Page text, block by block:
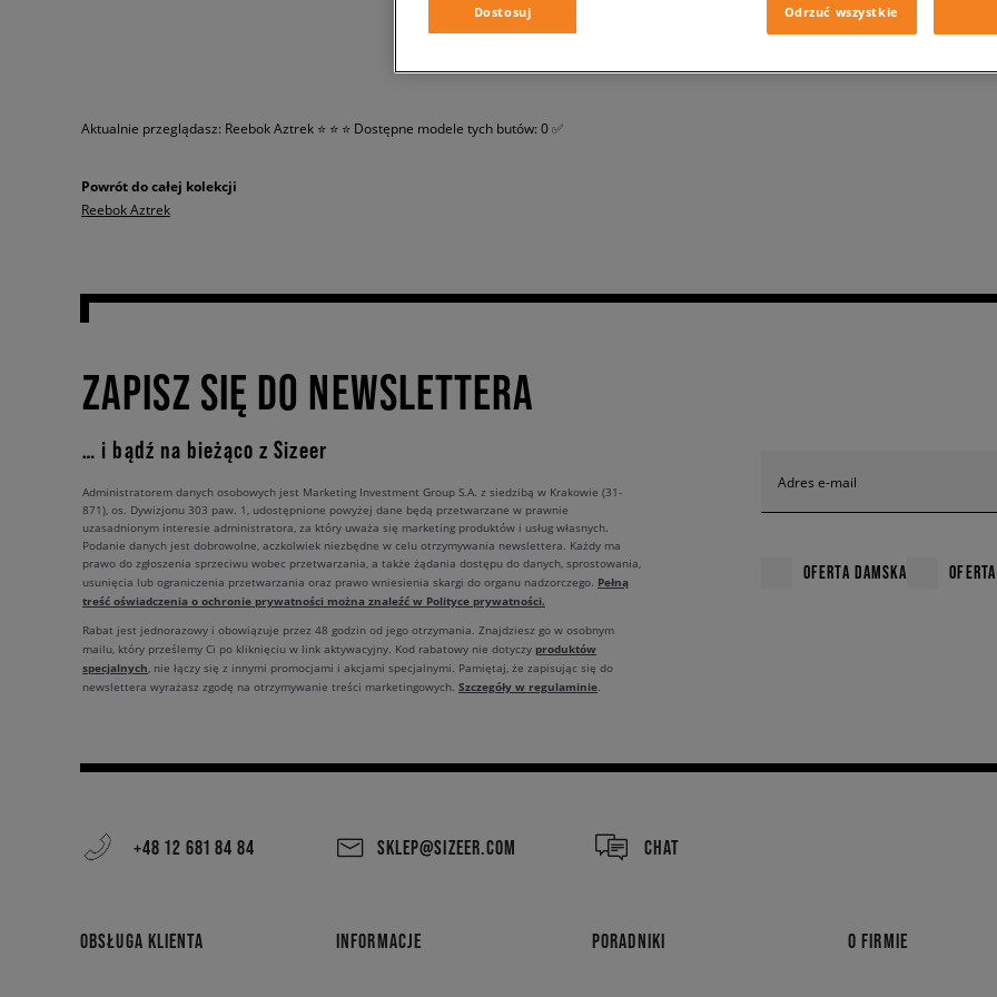
Aktualnie przeglądasz: Reebok Aztrek ⭐ ⭐ ⭐ Dostępne modele tych butów: 0 ✅
Powrót do całej kolekcji
Reebok Aztrek
ZAPISZ SIĘ DO NEWSLETTERA
… i bądź na bieżąco z Sizeer
Adres e-mail
OFERTA DAMSKA
Administratorem danych osobowych jest Marketing Investment Group S.A. z siedzibą w Krakowie (31-
871), os. Dywizjonu 303 paw. 1, udostępnione powyżej dane będą przetwarzane w prawnie
uzasadnionym interesie administratora, za który uważa się marketing produktów i usług własnych.
Podanie danych jest dobrowolne, aczkolwiek niezbędne w celu otrzymywania newslettera. Każdy ma
prawo do zgłoszenia sprzeciwu wobec przetwarzania, a także żądania dostępu do danych, sprostowania,
usunięcia lub ograniczenia przetwarzania oraz prawo wniesienia skargi do organu nadzorczego. Pełną
treść oświadczenia o ochronie prywatności można znaleźć w Polityce prywatności.
Rabat jest jednorazowy i obowiązuje przez 48 godzin od jego otrzymania. Znajdziesz go w osobnym
mailu, który prześlemy Ci po kliknięciu w link aktywacyjny. Kod rabatowy nie dotyczy produktów
specjalnych, nie łączy się z innymi promocjami i akcjami specjalnymi. Pamiętaj, że zapisując się do
newslettera wyrażasz zgodę na otrzymywanie treści marketingowych. Szczegóły w regulaminie.
+48 12 681 84 84 SKLEP@SIZEER.COM CHAT
OBSŁUGA KLIENTA INFORMACJE PORADNIKI O FIRMIE
Dostosuj Odrzuć wszystkie